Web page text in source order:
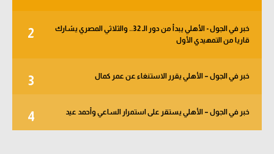
2
خبر في الجول - الأهلي يبدأ من دور الـ 32.. والثلاثي المصري يشارك
قاريا من التمهيدي الأول
3 خبر في الجول – الأهلي يقرر الاستنغاء عن عمر كمال
4 خبر في الجول – الأهلي يستقر على استمرار الساعي وأحمد عيد